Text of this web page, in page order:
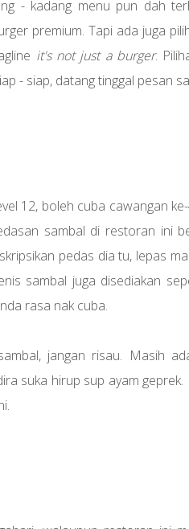
- kadang menu pun dah
premium. Tapi ada juga
it's not just a burger.
- siap, datang tinggal pesan
12, boleh cuba cawangan
sambal di restoran ini
pedas dia tu, lepas
sambal juga disediakan
rasa nak cuba.
jangan risau. Masih
suka hirup sup ayam geprek.